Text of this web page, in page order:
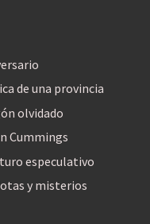
de una provincia
olvidado
Cummings
especulativo
y misterios